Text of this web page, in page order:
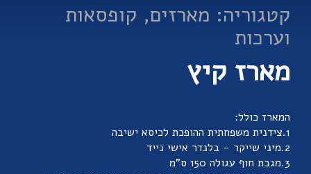
קטגוריה: מארזים, קופסאות
וערכות
מארז קיץ
המארז כולל:
1.צידנית משפחתית ההופכת לכיסא ישיבה
2.מיני שייקר - בלנדר אישי נייד
3.מגבת חוף עגולה 150 ס"מ